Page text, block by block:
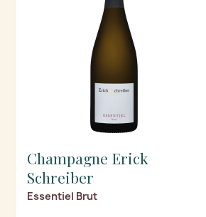
Champagne Erick
Schreiber
Essentiel Brut